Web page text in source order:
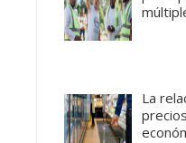
La